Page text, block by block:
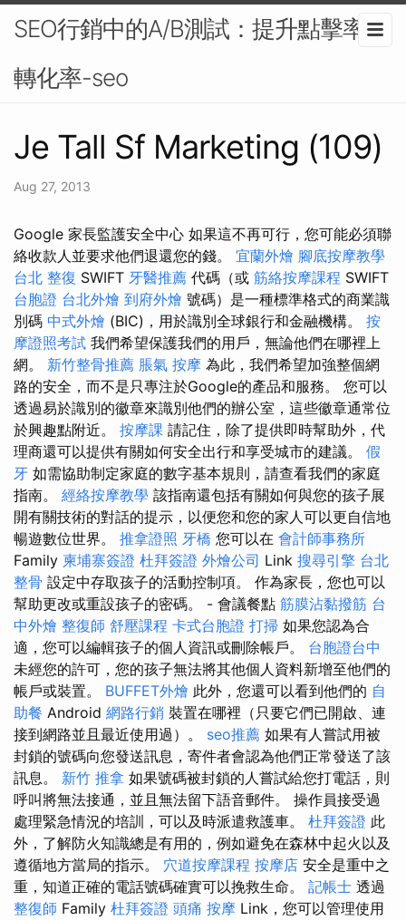
SEO行銷中的A/B測試：提升點擊率與
轉化率-seo
Je Tall Sf Marketing (109)
Aug 27, 2013
Google 家長監護安全中心 如果這不再可行，您可能必須聯
絡收款人並要求他們退還您的錢。 宜蘭外燴 腳底按摩教學
台北 整復 SWIFT 牙醫推薦 代碼（或 筋絡按摩課程 SWIFT
台胞證 台北外燴 到府外燴 號碼）是一種標準格式的商業識
別碼 中式外燴 (BIC)，用於識別全球銀行和金融機構。 按
摩證照考試 我們希望保護我們的用戶，無論他們在哪裡上
網。 新竹整骨推薦 脹氣 按摩 為此，我們希望加強整個網
路的安全，而不是只專注於Google的產品和服務。 您可以
透過易於識別的徽章來識別他們的辦公室，這些徽章通常位
於興趣點附近。 按摩課 請記住，除了提供即時幫助外，代
理商還可以提供有關如何安全出行和享受城市的建議。 假
牙 如需協助制定家庭的數字基本規則，請查看我們的家庭
指南。 經絡按摩教學 該指南還包括有關如何與您的孩子展
開有關技術的對話的提示，以便您和您的家人可以更自信地
暢遊數位世界。 推拿證照 牙橋 您可以在 會計師事務所
Family 柬埔寨簽證 杜拜簽證 外燴公司 Link 搜尋引擎 台北
整骨 設定中存取孩子的活動控制項。 作為家長，您也可以
幫助更改或重設孩子的密碼。 - 會議餐點 筋膜沾黏撥筋 台
中外燴 整復師 舒壓課程 卡式台胞證 打掃 如果您認為合
適，您可以編輯孩子的個人資訊或刪除帳戶。 台胞證台中
未經您的許可，您的孩子無法將其他個人資料新增至他們的
帳戶或裝置。 BUFFET外燴 此外，您還可以看到他們的 自
助餐 Android 網路行銷 裝置在哪裡（只要它們已開啟、連
接到網路並且最近使用過）。 seo推薦 如果有人嘗試用被
封鎖的號碼向您發送訊息，寄件者會認為他們正常發送了該
訊息。 新竹 推拿 如果號碼被封鎖的人嘗試給您打電話，則
呼叫將無法接通，並且無法留下語音郵件。 操作員接受過
處理緊急情況的培訓，可以及時派遣救護車。 杜拜簽證 此
外，了解防火知識總是有用的，例如避免在森林中起火以及
遵循地方當局的指示。 穴道按摩課程 按摩店 安全是重中之
重，知道正確的電話號碼確實可以挽救生命。 記帳士 透過
整復師 Family 杜拜簽證 頭痛 按摩 Link，您可以管理使用